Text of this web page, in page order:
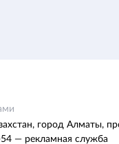
город Алматы,
— рекламная служба